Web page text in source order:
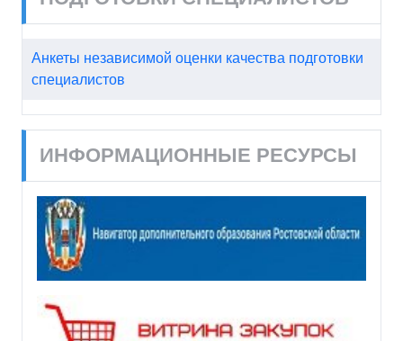
Анкеты независимой оценки качества подготовки
специалистов
ИНФОРМАЦИОННЫЕ РЕСУРСЫ